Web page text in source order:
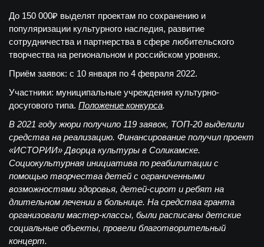
До 150 000₽ выделят проектам по сохранению и
популяризации культурного наследия, развитие
сотрудничества и партнерства в сфере любительского
творчества на региональном и российском уровнях.
Приём заявок: с 10 января по 4 февраля 2022.
Участники: муниципальные учреждения культурно-
досугового типа. Положение конкурса.
В 2021 году жюри получило 119 заявок, ТОП-20 выделили
средства на реализацию. Финансирование получил проект
«ИСТОРИИ» Дворца культуры в Соликамске.
Социокультурная инициатива по реабилитации с
помощью творчества детей с ограниченными
возможностями здоровья, детей-сирот и ребят на
длительном лечении в больнице. На средства гранта
организовали мастер-классы, были расписаны детские
социальные объекты, провели благотворительный
концерт.